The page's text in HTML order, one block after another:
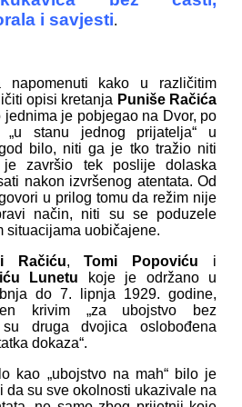
i savjesti.
napomenuti kako u različitim
opisi kretanja Puniše Račića
je pobjegao na Dvor, po
stanu jednog prijatelja“ u
bilo, niti ga je tko tražio niti
završio tek poslije dolaska
nakon izvršenog atentata. Od
u prilog tomu da režim nije
način, niti su se poduzele
situacijama uobičajene.
Račiću,Tomi Popoviću i
Lunetu koje je održano u
do 7. lipnja 1929. godine,
krivim „za ubojstvo bez
su druga dvojica oslobođena
dokaza“.
kao „ubojstvo na mah“ bilo je
da su sve okolnosti ukazivale na